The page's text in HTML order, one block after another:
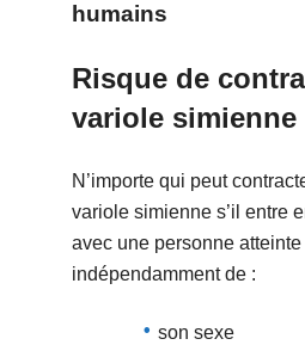
humains
Risque de
variole simienne
N’importe qui peut
variole simienne s’il entre
avec une personne atteinte
indépendamment de :
son sexe